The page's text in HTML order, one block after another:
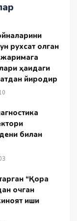
рухсат олган
ҳақидаги
йироқдир
билан
“Қора
қочган
иши